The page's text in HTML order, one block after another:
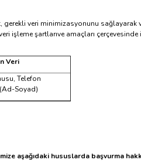
gerekli veri minimizasyonunu
işleme şartlarıve amaçları
Veri
Telefon
Soyad)
aşağıdaki hususlarda başvurma